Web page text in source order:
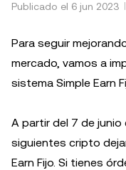
Publicado el 6 jun 2023
Para seguir
mercado, vamos a
sistema Simple Earn
A partir del 7 de junio
siguientes cripto
Earn Fijo. Si tienes